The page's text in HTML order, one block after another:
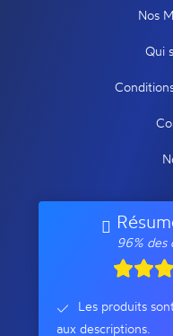
Nos
Qui
96% des
Les produits
aux descriptions.